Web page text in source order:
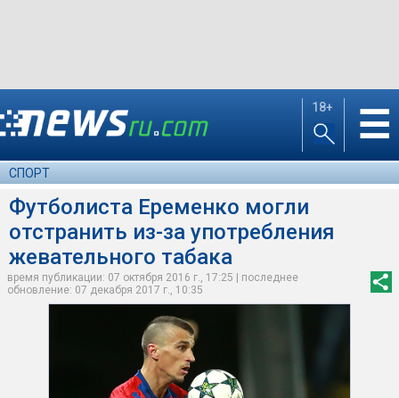
18+ ☰
СПОРТ
Футболиста Еременко могли
отстранить из-за употребления
жевательного табака
время публикации: 07 октября 2016 г., 17:25 | последнее
обновление: 07 декабря 2017 г., 10:35